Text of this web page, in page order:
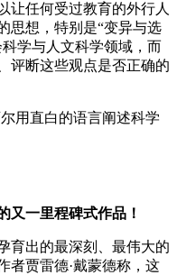
让任何受过教育的外行人
思想，特别是“变异与选
学与人文科学领域，而
评断这些观点是否正确的
又一里程碑式作品！
育出的最深刻、最伟大的
者贾雷德·戴蒙德称，这